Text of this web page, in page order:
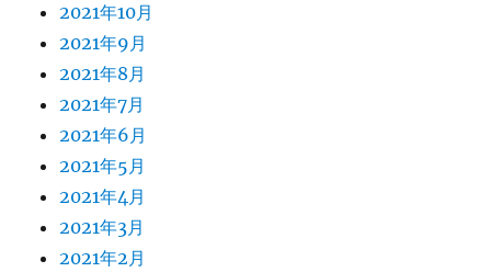
2021年10月
2021年9月
2021年8月
2021年7月
2021年6月
2021年5月
2021年4月
2021年3月
2021年2月